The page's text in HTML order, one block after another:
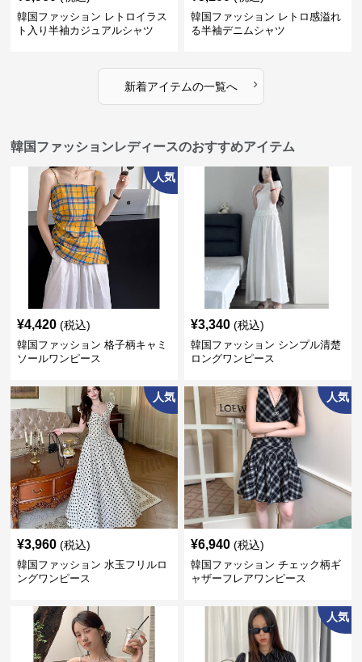
韓国ファッション レトロイラス
ト入り半袖カジュアルシャツ
韓国ファッション レトロ感溢れ
る半袖デニムシャツ
新着アイテムの一覧へ ›
韓国ファッションレディースのおすすめアイテム
人気
¥4,420 (税込)
韓国ファッション 格子柄キャミ
ソールワンピース
¥3,340 (税込)
韓国ファッション シンプル清楚
ロングワンピース
人気
¥3,960 (税込)
韓国ファッション 水玉フリルロ
ングワンピース
人気
¥6,940 (税込)
韓国ファッション チェック柄ギ
ャザーフレアワンピース
人気